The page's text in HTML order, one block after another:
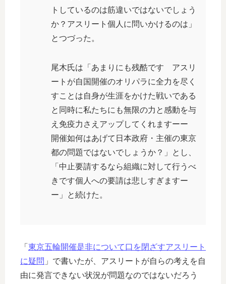
トしているのは筋違いではないでしょう
か？アスリート個人に問いかけるのは」
とつづった。
尾木氏は「あまりにも残酷です アスリ
ートが自国開催のオリパラに全力を尽く
すことは自身が生涯をかけた戦いである
と同時に私たちにも無限の力と感動を与
え免疫力さえアップしてくれますーー
開催如何はあげて日本政府・主催の東京
都の問題ではないでしょうか？」とし、
「中止要請するなら組織に対して行うべ
きです個人への要請は悲しすぎますー
ー」と続けた。
「 東京五輪開催是非について口を閉ざすアスリート
に疑問 」で書いたが、アスリートが自らの考えを自
由に発言できない状況が問題なのではないだろう